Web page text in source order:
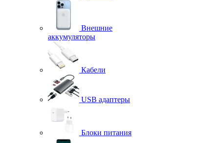
Внешние
аккумуляторы
Кабели
USB адаптеры
Блоки питания